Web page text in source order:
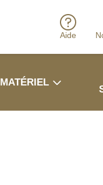
Aide
MATÉRIEL